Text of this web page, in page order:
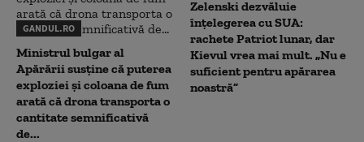
GANDUL.RO
Ministrul bulgar al
Apărării susține că puterea
exploziei și coloana de fum
arată că drona transporta o
cantitate semnificativă
de...
Zelenski dezvăluie
înțelegerea cu SUA:
rachete Patriot lunar, dar
Kievul vrea mai mult. „Nu e
suficient pentru apărarea
noastră”